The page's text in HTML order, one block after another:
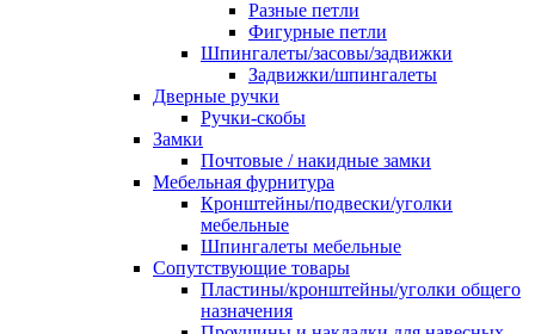
Разные петли
Фигурные петли
Шпингалеты/засовы/задвижки
Задвижки/шпингалеты
Дверные ручки
Ручки-скобы
Замки
Почтовые / накидные замки
Мебельная фурнитура
Кронштейны/подвески/уголки
мебельные
Шпингалеты мебельные
Сопутствующие товары
Пластины/кронштейны/уголки общего
назначения